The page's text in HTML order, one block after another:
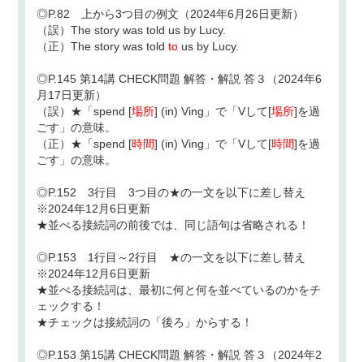
◎P.82 上から3つ目の例文（2024年6月26日更新）
（誤）The story was told us by Lucy.
（正）The story was told tous by Lucy.
◎P.145 第14講 CHECK問題 解答・解説 答３（2024年6
月17日更新）
（誤）★「spend [場所] (in) Ving」で「Vして[場所]を過
ごす」の意味。
（正）★「spend [時間] (in) Ving」で「Vして[時間]を過
ごす」の意味。
◎P.152 3行目 3つ目の★の一文を以下に差し替え
※2024年12月6日更新
★並べる接続詞の前後では、同じ語句は省略される！
◎P.153 1行目～2行目 ★の一文を以下に差し替え
※2024年12月6日更新
★並べる接続詞は、最初に何と何を並べているのかをチ
ェックする！
★チェックは接続詞の「後ろ」からする！
◎P.153 第15講 CHECK問題 解答・解説 答３（2024年2